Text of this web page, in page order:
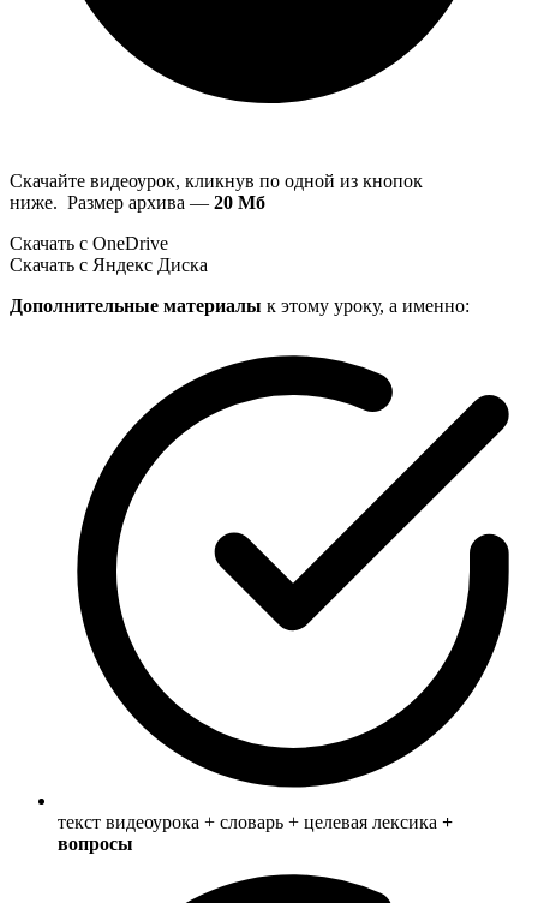
Скачайте видеоурок, кликнув по одной из кнопок
ниже. Размер архива — 20 Мб
Скачать с OneDrive
Скачать с Яндекс Диска
Дополнительные материалы к этому уроку, а именно:
текст видеоурока + словарь + целевая лексика +
вопросы